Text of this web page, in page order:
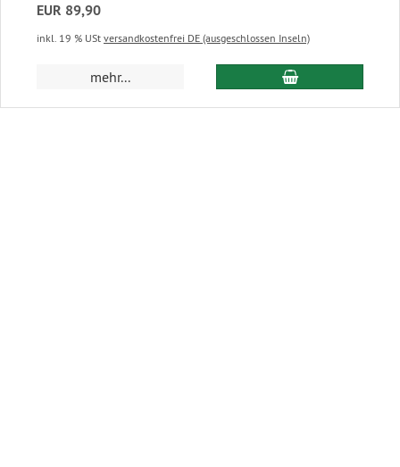
EUR 89,90
inkl. 19 % USt versandkostenfrei DE (ausgeschlossen Inseln)
mehr... In den